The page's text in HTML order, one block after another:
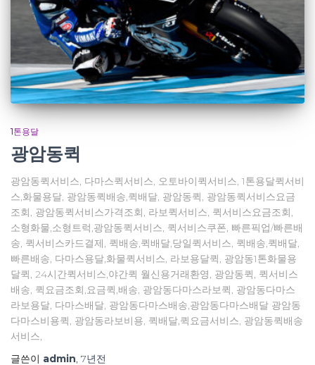
1톤용달
광암동퀵
광암동퀵서비스, 다마스퀵서비스, 오토바이퀵서비스, 1톤용달퀵서비
스,화물용달, 광암동퀵배송,퀵배달, 광암동퀵, 광암동퀵서비스요금
조회, 광암동퀵서비스가격조회, 라보퀵서비스, 퀵서비스요금조회,
소형화물,소형트럭,광암동퀵서비스, 퀵서비스쿠폰, 빠른픽업/빠른배
송, 퀵서비스카드결제, 퀵배송,퀵배달,당일퀵서비스, 퀵배송,퀵배달,
빠른배송, 다마스용달,화물퀵서비스, 라보용달퀵, 광암동1톤화물용
달퀵, 24시간퀵서비스,야간퀵 월신용거래환영, 광암동퀵, 퀵서비스
배송, 퀵요금조회,요금퀵,배송, 광암동다마스라보퀵, 광암동다마스
라보용달, 다마스배달, 광암동다마스배송,광암동다마스배달 광암동
다마스비용퀵, 광암동라보비용, 퀵배달,퀵요금서비스, 광암동퀵배송
서비스,
글쓴이 admin, 7년전